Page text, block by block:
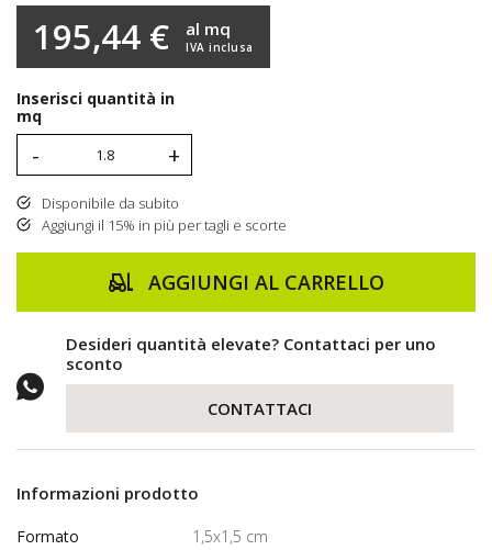
195,44 € IVA inclusa
al mq
Inserisci quantità in
mq
- +
Disponibile da subito
Aggiungi il 15% in più per tagli e scorte
AGGIUNGI AL CARRELLO
Desideri quantità elevate? Contattaci per uno
sconto
CONTATTACI
Informazioni prodotto
Formato
1,5x1,5 cm